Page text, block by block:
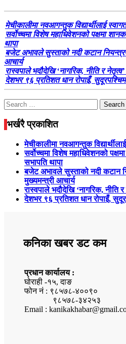
मेचीकालीमा नवआगन्तुक विद्यार्थीलाई स्वागत
सर्वोच्चमा विशेष महाधिवेशनको पक्षमा
थापा
बजेट अभावले सुस्ताको नदी कटान
आचार्य
रास्वपाले भदौदेखि ‘नागरिक, नीति र
देशभर ९६ प्रतिशत धान रोपाइँ,
Search
for:
भर्खरै प्रकाशित
मेचीकालीमा नवआगन्तुक
सर्वोच्चमा विशेष महाधिवेशनको
सभापति थापा
बजेट अभावले सुस्ताको नदी कटान
मुख्यमन्त्री आचार्य
रास्वपाले भदौदेखि ‘नागरिक, नीति
देशभर ९६ प्रतिशत धान रोपाइँ,
कनिका खबर डट कम
प्रधान कार्यालय :
घोराही -१५, दाङ
फोन नं : ९८५७८-४००९०
९८५७८-३४२५३
Email :